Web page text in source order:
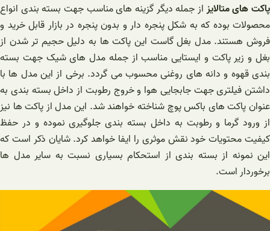
پاکت های متالایزاز جمله دیگر گزینه های مناسب جهت بسته بندی انواع
محصولات بوده که به شکل پنجره دار و بدون پنجره در بازار قابل خرید و
فروش هستند. مدل بغل گاست این پاکت ها به دلیل حجیم تر شدن از
بغل و زیر پاکت و ایستایی مناسب از جمله مدل های شیک جهت بسته
بندی قهوه و دانه های روغنی محسوب می گردد. برخی از این مدل ها با
داشتن فیلتری جهت جابجایی هوا و خروج رطوبت از داخل بسته بندی به
عنوان پاکت های باکس پوچ شناخته خواهند شد. این مدل از پاکت ها نیز
از ورود گرما و رطوبت به داخل بسته بندی جلوگیری نموده و در حفظ
کیفیت محتویات خود نقش موثری را ایفا خواهد کرد. شایان ذکر است که
این نمونه از بسته بندی از استحکام بسیاری نسبت به سایر مدل ها
برخوردار است.